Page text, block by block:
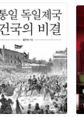
동일한 엘리트 배
어떤 결과가 초래
작한 뒤에 그를 통
올랐다. 그를 제거
되지 않아 비판적
는 부분은 이미 충
으로 이해하고 히
을 적극적으로 끌어
면서 살인하는 방
하게 한 것도 심리
청소하게 하는 등
재로 바꿔보이게 하